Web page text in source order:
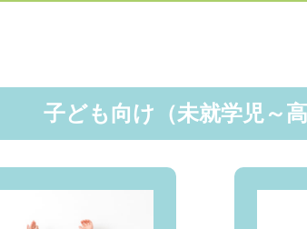
子ども向け（未就学児～高